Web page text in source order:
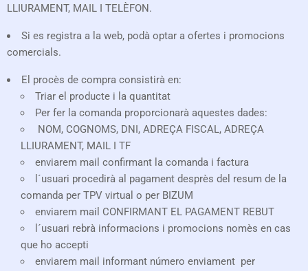
LLIURAMENT, MAIL I TELÈFON.
Si es registra a la web, podà optar a ofertes i promocions
comercials.
El procès de compra consistirà en:
Triar el producte i la quantitat
Per fer la comanda proporcionarà aquestes dades:
NOM, COGNOMS, DNI, ADREÇA FISCAL, ADREÇA
LLIURAMENT, MAIL I TF
enviarem mail confirmant la comanda i factura
l´usuari procedirà al pagament desprès del resum de la
comanda per TPV virtual o per BIZUM
enviarem mail CONFIRMANT EL PAGAMENT REBUT
l´usuari rebrà informacions i promocions nomès en cas
que ho accepti
enviarem mail informant número enviament per